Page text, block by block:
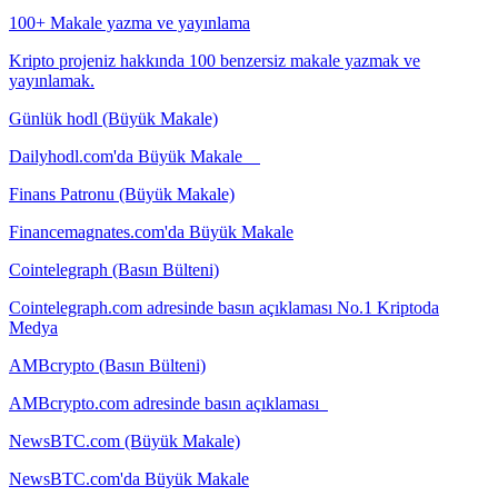
100+ Makale yazma ve yayınlama
Kripto projeniz hakkında 100 benzersiz makale yazmak ve
yayınlamak.
Günlük hodl (Büyük Makale)
Dailyhodl.com'da Büyük Makale
Finans Patronu (Büyük Makale)
Financemagnates.com'da Büyük Makale
Cointelegraph (Basın Bülteni)
Cointelegraph.com adresinde basın açıklaması No.1 Kriptoda
Medya
AMBcrypto (Basın Bülteni)
AMBcrypto.com adresinde basın açıklaması
NewsBTC.com (Büyük Makale)
NewsBTC.com'da Büyük Makale